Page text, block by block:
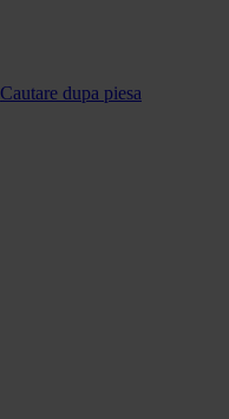
Cautare dupa piesa